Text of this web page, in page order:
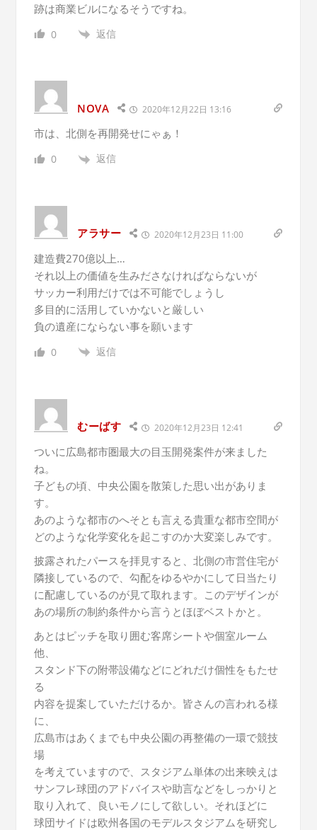
跡は商業ビルになるそうですね。
0 返信
NOVA 2020年12月22日 13:16
市は、北側を再開発せにゃぁ！
0 返信
アラサー 2020年12月23日 11:00
建造費270億以上…
それ以上の価値を生みださなければならないが
サッカー利用だけでは不可能でしょうし
多目的に活用していかないと厳しい
負の遺産にならない事を願います
0 返信
むーばす 2020年12月23日 12:41
ついに広島都市圏最大の目玉開発案件が来ました
ね。
子どもの頃、中央公園を散策した思い出がありま
す。
あのような都市のへそとも言える貴重な都市空間が
どのような化学変化を起こすのか大変楽しみです。
披露されたパースを拝見すると、北側の市営住宅が
隣接しているので、勾配をゆるやかにして日当たり
に配慮しているのが見て取れます。このデザインが
あの場所の制約条件から言うとほぼベストかと。
あとはピッチを取り囲む客席シートや個室ルーム
他、
スタンド下の附帯設備などにどれだけ個性をもたせ
る
内容を提案していただけるか。皆さんの言われる様
に、
広島市はあくまでも中央公園の再整備の一環で競技
場
を考えていますので、スタジアム単体の出来映えは
サンフレ球団のアドバイスや助言などをしっかりと
取り入れて、良いモノにして欲しい。それほどに
球団サイドは欧州各国のモデルスタジアムを研究し